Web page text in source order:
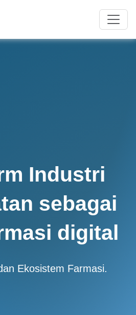
Industri
sebagai
digital
Ekosistem Farmasi.